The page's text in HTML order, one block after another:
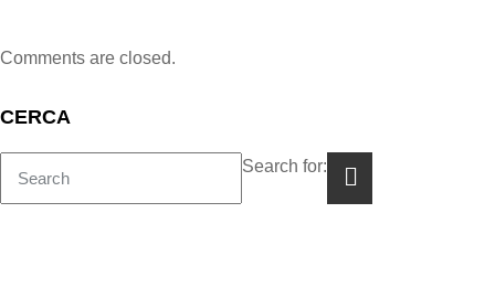
Comments are closed.
CERCA
Search for: